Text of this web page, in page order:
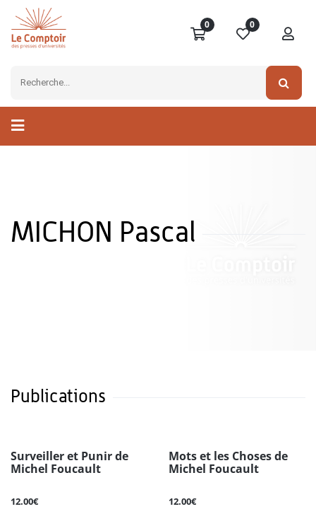
0 0
MICHON Pascal
Publications
Surveiller et Punir de
Michel Foucault
12.00€
Mots et les Choses de
Michel Foucault
12.00€